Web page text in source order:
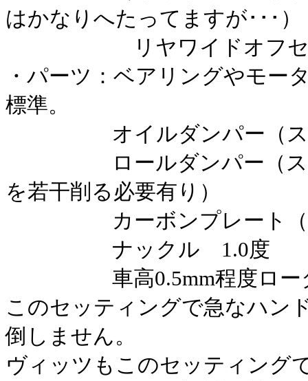
はかなりへたってますが･･･）
リヤワイドオフセット
・パーツ：ベアリングやモー
標準。
オイルダンパー（ス
ロールダンパー（スプ
を若干削る必要有り）
カーボンプレート（
ナックル 1.0度
車高0.5mm程度ロー
このセッティングで急なハン
倒しません。
ヴィッツもこのセッティング